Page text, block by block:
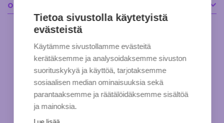
OTA YHTEYTTÄ
Tietoa sivustolla käytetyistä
evästeistä
Käytämme sivustollamme evästeitä
kerätäksemme ja analysoidaksemme sivuston
suorituskykyä ja käyttöä, tarjotaksemme
sosiaalisen median ominaisuuksia sekä
parantaaksemme ja räätälöidäksemme sisältöä
ja mainoksia.